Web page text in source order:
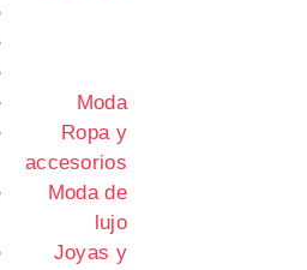
Moda
Ropa y
accesorios
Moda de
lujo
Joyas y